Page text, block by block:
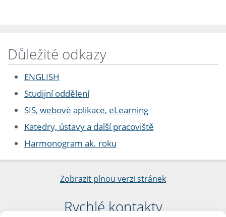
Důležité odkazy
ENGLISH
Studijní oddělení
SIS, webové aplikace, eLearning
Katedry, ústavy a další pracoviště
Harmonogram ak. roku
Zobrazit plnou verzi stránek
Rychlé kontakty